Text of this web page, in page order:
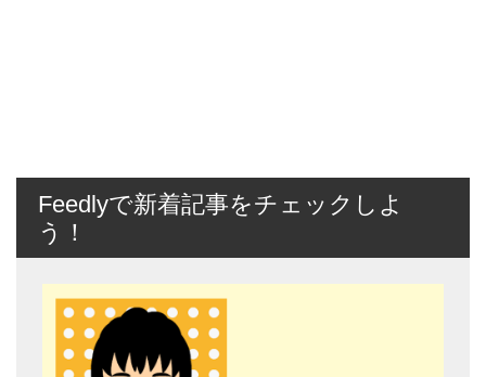
Feedlyで新着記事をチェックしよ
う！